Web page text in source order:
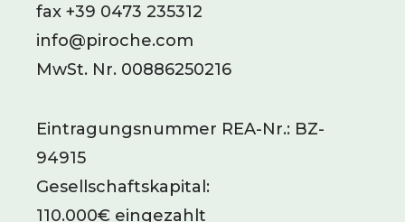
fax +39 0473 235312
info@piroche.com
MwSt. Nr. 00886250216
Eintragungsnummer REA-Nr.: BZ-
94915
Gesellschaftskapital:
110.000€ eingezahlt